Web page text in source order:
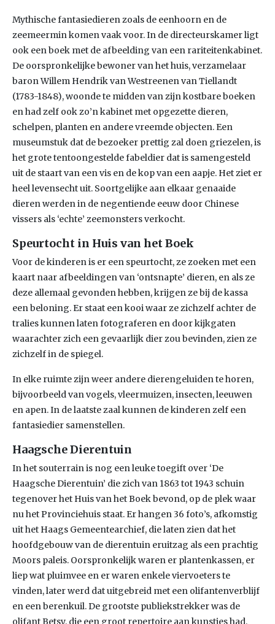
Mythische fantasiedieren zoals de eenhoorn en de
zeemeermin komen vaak voor. In de directeurskamer ligt
ook een boek met de afbeelding van een rariteitenkabinet.
De oorspronkelijke bewoner van het huis, verzamelaar
baron Willem Hendrik van Westreenen van Tiellandt
(1783-1848), woonde te midden van zijn kostbare boeken
en had zelf ook zo’n kabinet met opgezette dieren,
schelpen, planten en andere vreemde objecten. Een
museumstuk dat de bezoeker prettig zal doen griezelen, is
het grote tentoongestelde fabeldier dat is samengesteld
uit de staart van een vis en de kop van een aapje. Het ziet er
heel levensecht uit. Soortgelijke aan elkaar genaaide
dieren werden in de negentiende eeuw door Chinese
vissers als ‘echte’ zeemonsters verkocht.
Speurtocht in Huis van het Boek
Voor de kinderen is er een speurtocht, ze zoeken met een
kaart naar afbeeldingen van ‘ontsnapte’ dieren, en als ze
deze allemaal gevonden hebben, krijgen ze bij de kassa
een beloning. Er staat een kooi waar ze zichzelf achter de
tralies kunnen laten fotograferen en door kijkgaten
waarachter zich een gevaarlijk dier zou bevinden, zien ze
zichzelf in de spiegel.
In elke ruimte zijn weer andere dierengeluiden te horen,
bijvoorbeeld van vogels, vleermuizen, insecten, leeuwen
en apen. In de laatste zaal kunnen de kinderen zelf een
fantasiedier samenstellen.
Haagsche Dierentuin
In het souterrain is nog een leuke toegift over ‘De
Haagsche Dierentuin’ die zich van 1863 tot 1943 schuin
tegenover het Huis van het Boek bevond, op de plek waar
nu het Provinciehuis staat. Er hangen 36 foto’s, afkomstig
uit het Haags Gemeentearchief, die laten zien dat het
hoofdgebouw van de dierentuin eruitzag als een prachtig
Moors paleis. Oorspronkelijk waren er plantenkassen, er
liep wat pluimvee en er waren enkele viervoeters te
vinden, later werd dat uitgebreid met een olifantenverblijf
en een berenkuil. De grootste publiekstrekker was de
olifant Betsy, die een groot repertoire aan kunstjes had.